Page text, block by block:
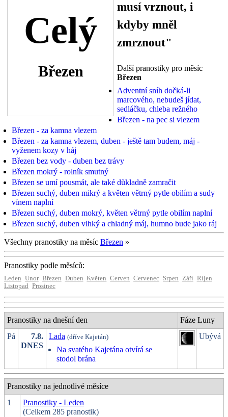
Celý
Březen
musí vrznout, i
kdyby mněl
zmrznout"
Další pranostiky pro měsíc
Březen
Adventní sníh dočká-li
marcového, nebudeš jídat,
sedláčku, chleba režného
Březen - na pec si vlezem
Březen - za kamna vlezem
Březen - za kamna vlezem, duben - ještě tam budem, máj -
vyženem kozy v háj
Březen bez vody - duben bez trávy
Březen mokrý - rolník smutný
Březen se umí pousmát, ale také důkladně zamračit
Březen suchý, duben mikrý a květen větrný pytle obilím a sudy
vínem naplní
Březen suchý, duben mokrý, květen větrný pytle obilím naplní
Březen suchý, duben vlhký a chladný máj, humno bude jako ráj
Všechny pranostiky na měsíc Březen »
Pranostiky podle měsíců:
Leden Únor Březen Duben Květen Červen Červenec Srpen Září Říjen
Listopad Prosinec
Pranostiky na dnešní den
Fáze Luny
Pá
7.8.
DNES
Lada (dříve Kajetán)
Na svatého Kajetána otvírá se
stodol brána
Ubývá
Pranostiky na jednotlivé měsíce
1
Pranostiky - Leden
(Celkem 285 pranostik)